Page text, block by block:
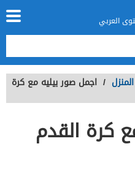
العربي
/ اجمل صور بيليه مع كرة
كرة القدم